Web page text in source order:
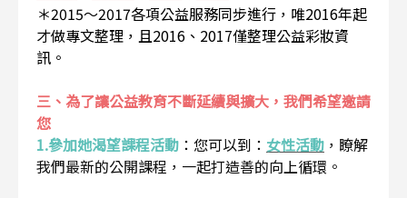
＊2015～2017各項公益服務同步進行，唯2016年起
才做專文整理，且2016、2017僅整理公益彩妝資
訊。
三、為了讓公益教育不斷延續與擴大，我們希望邀請
您
1.參加她渴望課程活動 ： 您可以到： 女性活動 ，瞭解
我們最新的公開課程，一起打造善的向上循環。